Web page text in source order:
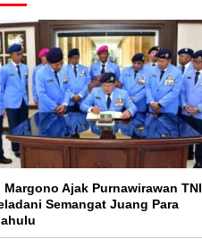
Margono Ajak Purnawirawan TNI
Semangat Juang Para